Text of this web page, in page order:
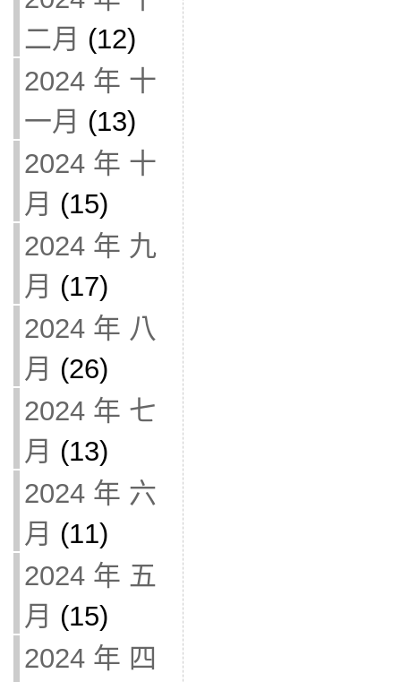
二月 (12)
2024 年 十
一月 (13)
2024 年 十
月 (15)
2024 年 九
月 (17)
2024 年 八
月 (26)
2024 年 七
月 (13)
2024 年 六
月 (11)
2024 年 五
月 (15)
2024 年 四